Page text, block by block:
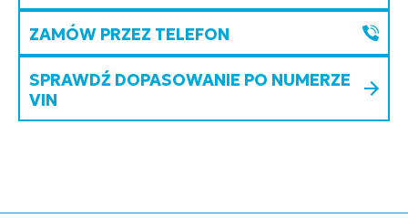
ZAMÓW PRZEZ TELEFON
SPRAWDŹ DOPASOWANIE PO NUMERZE
VIN